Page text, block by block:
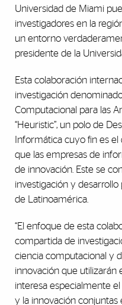
Universidad de Miami
investigadores en la
un entorno
presidente de la
Esta colaboración
investigación
Computacional para las
“Heuristic”, un polo de
Informática cuyo fin es
que las empresas de
de innovación. Este se
investigación y desarrollo
de Latinoamérica.
“El enfoque de esta
compartida de
ciencia computacional y
innovación que utilizarán
interesa especialmente
y la innovación conjuntas